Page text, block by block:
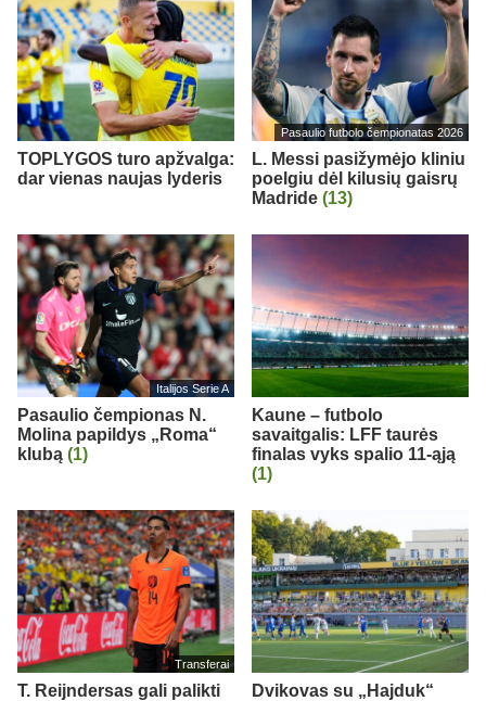
TOPLYGOS turo apžvalga:
dar vienas naujas lyderis
Pasaulio futbolo čempionatas 2026
L. Messi pasižymėjo kliniu
poelgiu dėl kilusių gaisrų
Madride (13)
Italijos Serie A
Pasaulio čempionas N.
Molina papildys „Roma“
klubą (1)
Kaune – futbolo
savaitgalis: LFF taurės
finalas vyks spalio 11-ąją
(1)
Transferai
T. Reijndersas gali palikti Dvikovas su „Hajduk“